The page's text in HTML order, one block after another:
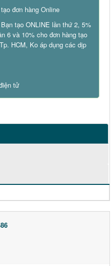
đơn hàng Online
tạo ONLINE lần thứ 2, 5%
6 và 10% cho đơn hàng tạo
HCM, Ko áp dụng các dịp
tử